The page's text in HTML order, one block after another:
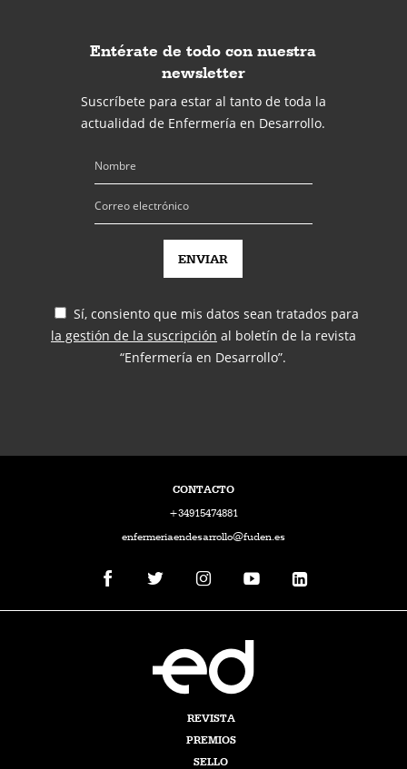
Entérate de todo con nuestra
newsletter
Suscríbete para estar al tanto de toda la
actualidad de Enfermería en Desarrollo.
Sí, consiento que mis datos sean tratados para
la gestión de la suscripción al boletín de la revista
“Enfermería en Desarrollo”.
CONTACTO
+34915474881
enfermeriaendesarrollo@fuden.es
REVISTA
PREMIOS
SELLO